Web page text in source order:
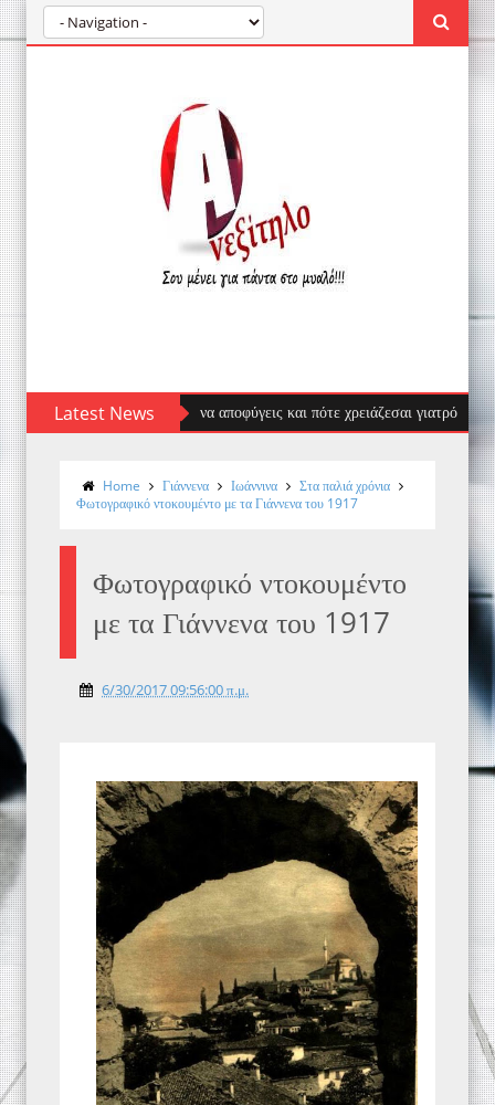
Latest News
πρώτες βοήθειες, τι να αποφύγεις και πότε χρειάζεσαι γιατρό
Home Γιάννενα Ιωάννινα
Στα παλιά χρόνια
Φωτογραφικό ντοκουμέντο με τα Γιάννενα του 1917
Φωτογραφικό ντοκουμέντο
με τα Γιάννενα του 1917
6/30/2017 09:56:00 π.μ.